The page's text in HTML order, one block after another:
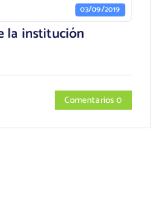
03/09/2019
la institución
Comentarios 0